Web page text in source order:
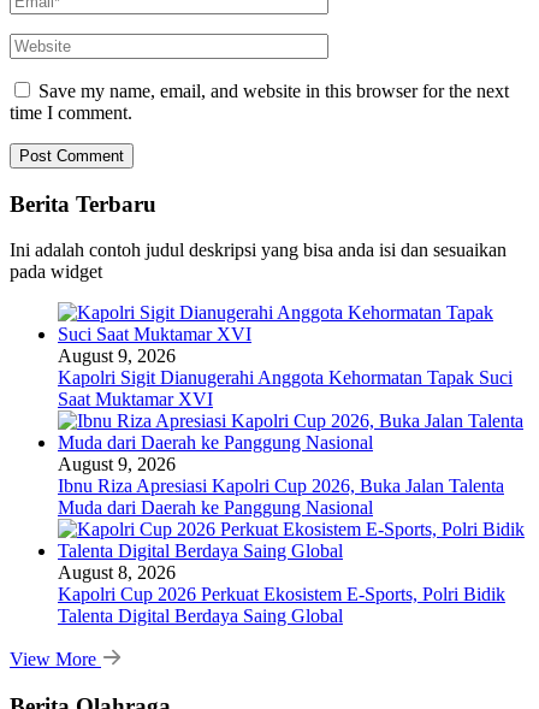
Save my name, email, and website in this browser for the next
time I comment.
Berita Terbaru
Ini adalah contoh judul deskripsi yang bisa anda isi dan sesuaikan
pada widget
August 9, 2026
Kapolri Sigit Dianugerahi Anggota Kehormatan Tapak Suci
Saat Muktamar XVI
August 9, 2026
Ibnu Riza Apresiasi Kapolri Cup 2026, Buka Jalan Talenta
Muda dari Daerah ke Panggung Nasional
August 8, 2026
Kapolri Cup 2026 Perkuat Ekosistem E-Sports, Polri Bidik
Talenta Digital Berdaya Saing Global
View More